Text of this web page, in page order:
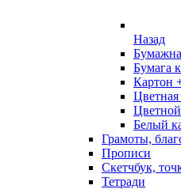
Назад
Бумага
Картон
Цветная
Белый
Грамоты,
Прописи
Скетчбук,
Тетради